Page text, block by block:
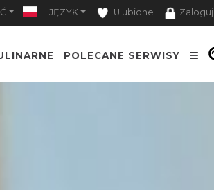
JĘZYK Ulubione Zaloguj
POLECANE SERWISY